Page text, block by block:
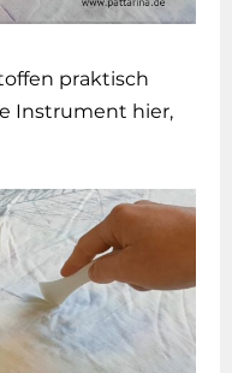
praktisch
Instrument hier,